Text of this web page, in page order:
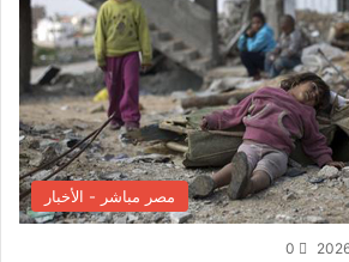
مصر مباشر - الأخبار
0